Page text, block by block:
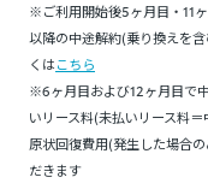
※ご利用開始後5ヶ月目・11
以降の中途解約(乗り換えを
くはこちら
※6ヶ月目および12ヶ月目で
いリース料(未払いリース料
原状回復費用(発生した場合
だきます